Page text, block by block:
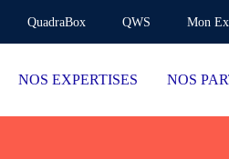
QuadraBox QWS Mon
NOS EXPERTISES NOS